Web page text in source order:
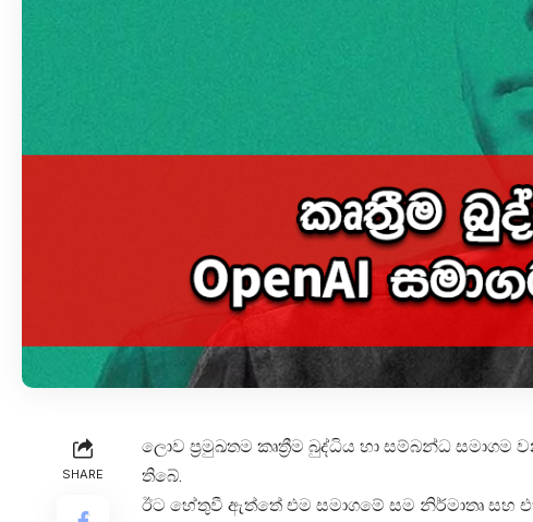
SHARE
ලොව ප්‍රමුඛතම කෘත්‍රීම බුද්ධිය හා සම්බන්ධ සමාගම
තිබේ.
ඊට හේතුවී ඇත්තේ එම සමාගමේ සම නිර්මාතෘ සහ